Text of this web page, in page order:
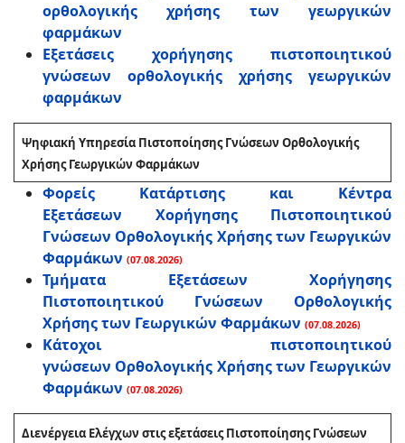
ορθολογικής χρήσης των γεωργικών
φαρμάκων
Εξετάσεις χορήγησης πιστοποιητικού
γνώσεων ορθολογικής χρήσης γεωργικών
φαρμάκων
Ψηφιακή Υπηρεσία Πιστοποίησης Γνώσεων Ορθολογικής
Χρήσης Γεωργικών Φαρμάκων
Φορείς Κατάρτισης και Κέντρα
Εξετάσεων Χορήγησης Πιστοποιητικού
Γνώσεων Ορθολογικής Χρήσης των Γεωργικών
Φαρμάκων (07.08.2026)
Τμήματα Εξετάσεων Χορήγησης
Πιστοποιητικού Γνώσεων Ορθολογικής
Χρήσης των Γεωργικών Φαρμάκων (07.08.2026)
Κάτοχοι πιστοποιητικού
γνώσεων Ορθολογικής Χρήσης των Γεωργικών
Φαρμάκων (07.08.2026)
Διενέργεια Ελέγχων στις εξετάσεις Πιστοποίησης Γνώσεων